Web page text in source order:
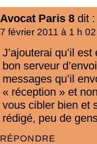
Avocat Paris 8 dit :
7 février 2011 à 1 h
J’ajouterai qu’il
bon serveur
messages qu’il
« réception » et
vous cibler bien et
rédigé, peu de
RÉPONDRE